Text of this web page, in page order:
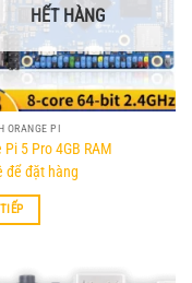
HẾT HÀNG
ORANGE PI
Pi 5 Pro 4GB RAM
để đặt hàng